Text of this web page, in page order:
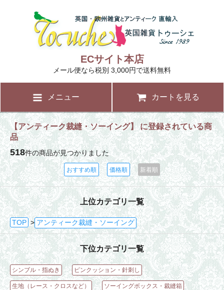
ECサイト本店
メール便なら税別 3,000円で送料無料
メニュー カートを見る
【アンティーク裁縫・ソーイング】 に登録されている商
品
518件の商品が見つかりました
おすすめ順 価格順 新着順
上位カテゴリ一覧
TOP > アンティーク裁縫・ソーイング
下位カテゴリ一覧
シンブル・指ぬき ピンクッション・針刺し
生地（レース・クロスなど） ソーイングボックス・裁縫箱